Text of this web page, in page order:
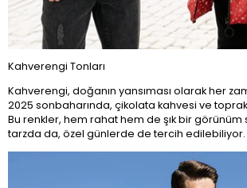
Kahverengi Tonları
Kahverengi, doğanın yansıması olarak her
2025 sonbaharında, çikolata kahvesi ve toprak
Bu renkler, hem rahat hem de şık bir görünüm
tarzda da, özel günlerde de tercih edilebiliyor.